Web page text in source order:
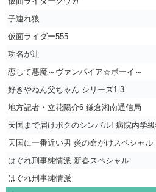
子連れ狼
仮面ライダー555
功名が辻
恋して悪魔～ヴァンパイア☆ボーイ～
好きやねん父ちゃん シリーズ1-3
地方記者・立花陽介6 鎌倉湘南通信局
天国まで届けボクのシンバル! 病院内学
天国に一番近い男 炎の命がけスペシャル
はぐれ刑事純情派 新春スペシャル
はぐれ刑事純情派